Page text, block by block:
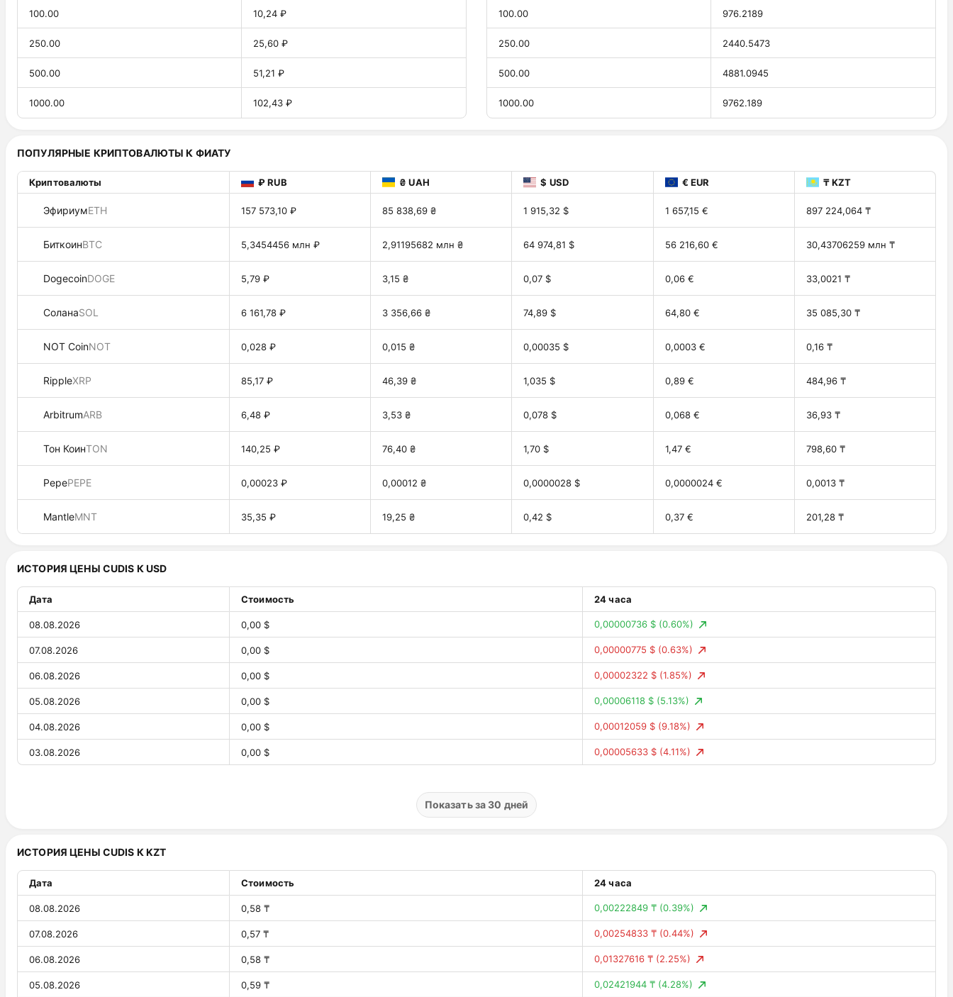
100.00 10,24 ₽
250.00 25,60 ₽
500.00 51,21 ₽
1000.00 102,43 ₽
100.00 976.2189
250.00 2440.5473
500.00 4881.0945
1000.00 9762.189
ПОПУЛЯРНЫЕ КРИПТОВАЛЮТЫ К ФИАТУ
Криптовалюты ₽ RUB ₴ UAH $ USD € EUR ₸ KZT
ЭфириумETH 157 573,10 ₽ 85 838,69 ₴ 1 915,32 $ 1 657,15 € 897 224,064 ₸
БиткоинBTC 5,3454456 млн ₽ 2,91195682 млн ₴ 64 974,81 $ 56 216,60 € 30,43706259 млн ₸
DogecoinDOGE 5,79 ₽ 3,15 ₴ 0,07 $ 0,06 € 33,0021 ₸
СоланаSOL 6 161,78 ₽ 3 356,66 ₴ 74,89 $ 64,80 € 35 085,30 ₸
NOT CoinNOT 0,028 ₽ 0,015 ₴ 0,00035 $ 0,0003 € 0,16 ₸
RippleXRP 85,17 ₽ 46,39 ₴ 1,035 $ 0,89 € 484,96 ₸
ArbitrumARB 6,48 ₽ 3,53 ₴ 0,078 $ 0,068 € 36,93 ₸
Тон КоинTON 140,25 ₽ 76,40 ₴ 1,70 $ 1,47 € 798,60 ₸
PepePEPE 0,00023 ₽ 0,00012 ₴ 0,0000028 $ 0,0000024 € 0,0013 ₸
MantleMNT 35,35 ₽ 19,25 ₴ 0,42 $ 0,37 € 201,28 ₸
ИСТОРИЯ ЦЕНЫ CUDIS К USD
Дата Стоимость 24 часа
08.08.2026 0,00 $ 0,00000736 $ (0.60%)
07.08.2026 0,00 $ 0,00000775 $ (0.63%)
06.08.2026 0,00 $ 0,00002322 $ (1.85%)
05.08.2026 0,00 $ 0,00006118 $ (5.13%)
04.08.2026 0,00 $ 0,00012059 $ (9.18%)
03.08.2026 0,00 $ 0,00005633 $ (4.11%)
30.07.2026
29.07.2026 0,00 $ 0,00001099 $
28.07.2026 0,00 $ 0,00009237 $ (5.71%)
27.07.2026 0,00 $ 0,00004895 $ (3.12%)
26.07.2026 0,00 $ 0,00017183 $ (9.87%)
25.07.2026 0,00 $ 0,00009128 $ (4.98%)
Показать за 30 дней
ИСТОРИЯ ЦЕНЫ CUDIS К KZT
Дата Стоимость 24 часа
08.08.2026 0,58 ₸ 0,00222849 ₸ (0.39%)
07.08.2026 0,57 ₸ 0,00254833 ₸ (0.44%)
06.08.2026 0,58 ₸ 0,01327616 ₸ (2.25%)
05.08.2026 0,59 ₸ 0,02421944 ₸ (4.28%)